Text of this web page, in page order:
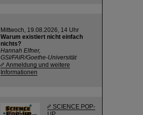
Mittwoch, 19.08.2026, 14 Uhr
Warum existiert nicht einfach
nichts?
Hannah Elfner,
GSI/FAIR/Goethe-Universität
Anmeldung und weitere
Informationen
SCIENCE POP-